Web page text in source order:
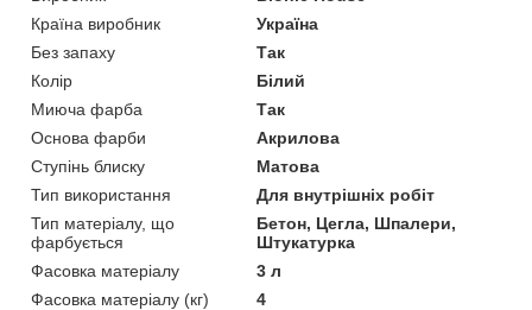
Країна виробник
Україна
Без запаху
Так
Колір
Білий
Миюча фарба
Так
Основа фарби
Акрилова
Ступінь блиску
Матова
Тип використання
Для внутрішніх робіт
Тип матеріалу, що
фарбується
Бетон, Цегла, Шпалери,
Штукатурка
Фасовка матеріалу
3 л
Фасовка матеріалу (кг)
4